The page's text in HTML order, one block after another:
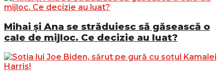
Mihai și Ana se străduiesc să găsească o
cale de mijloc. Ce decizie au luat?